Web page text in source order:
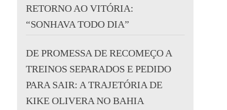
RETORNO AO VITÓRIA:
“SONHAVA TODO DIA”
DE PROMESSA DE RECOMEÇO A
TREINOS SEPARADOS E PEDIDO
PARA SAIR: A TRAJETÓRIA DE
KIKE OLIVERA NO BAHIA